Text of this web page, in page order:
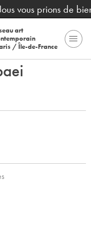
vous prions de
art
/ Île-de-France